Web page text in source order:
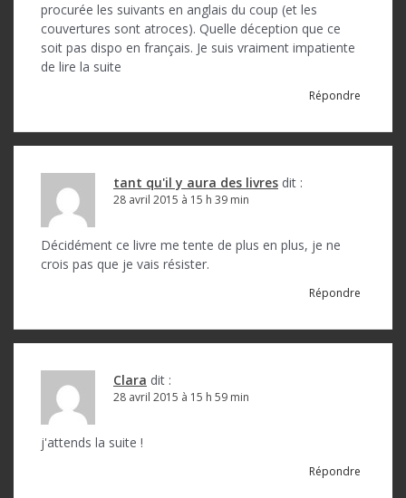
a
procurée les suivants en anglais du coup (et les
couvertures sont atroces). Quelle déception que ce
soit pas dispo en français. Je suis vraiment impatiente
de lire la suite
Répondre
tant qu'il y aura des livres dit :
28 avril 2015 à 15 h 39 min
Décidément ce livre me tente de plus en plus, je ne
crois pas que je vais résister.
Répondre
Clara dit :
28 avril 2015 à 15 h 59 min
j'attends la suite !
Répondre